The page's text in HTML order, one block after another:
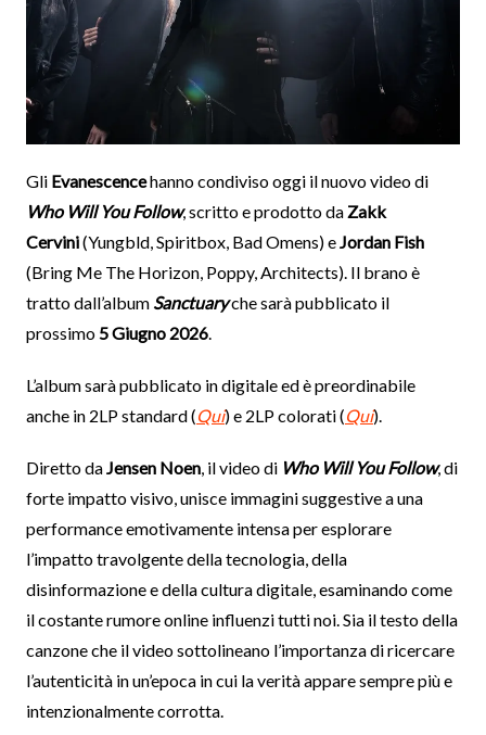
Gli Evanescencehanno condiviso oggi il nuovo video di
Who Will You Follow, scritto e prodotto da Zakk
Cervini(Yungbld, Spiritbox, Bad Omens) e Jordan Fish
(Bring Me The Horizon, Poppy, Architects). Il brano è
tratto dall’album Sanctuaryche sarà pubblicato il
prossimo 5 Giugno 2026.
L’album sarà pubblicato in digitale ed è preordinabile
anche in 2LP standard (Qui) e 2LP colorati (Qui).
Diretto da Jensen Noen, il video di Who Will You Follow, di
forte impatto visivo, unisce immagini suggestive a una
performance emotivamente intensa per esplorare
l’impatto travolgente della tecnologia, della
disinformazione e della cultura digitale, esaminando come
il costante rumore online influenzi tutti noi. Sia il testo della
canzone che il video sottolineano l’importanza di ricercare
l’autenticità in un’epoca in cui la verità appare sempre più e
intenzionalmente corrotta.